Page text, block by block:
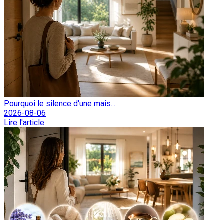
Pourquoi le silence d'une mais...
2026-08-06
Lire l'article